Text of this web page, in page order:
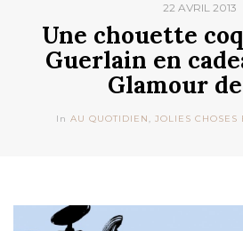
22 AVRIL 2013
Une chouette
Guerlain en
Glamour
In AU QUOTIDIEN, JOLIES CHOSES